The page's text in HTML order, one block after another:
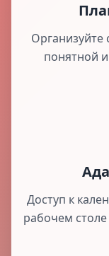
Организуйте
понятной
Доступ к
рабочем